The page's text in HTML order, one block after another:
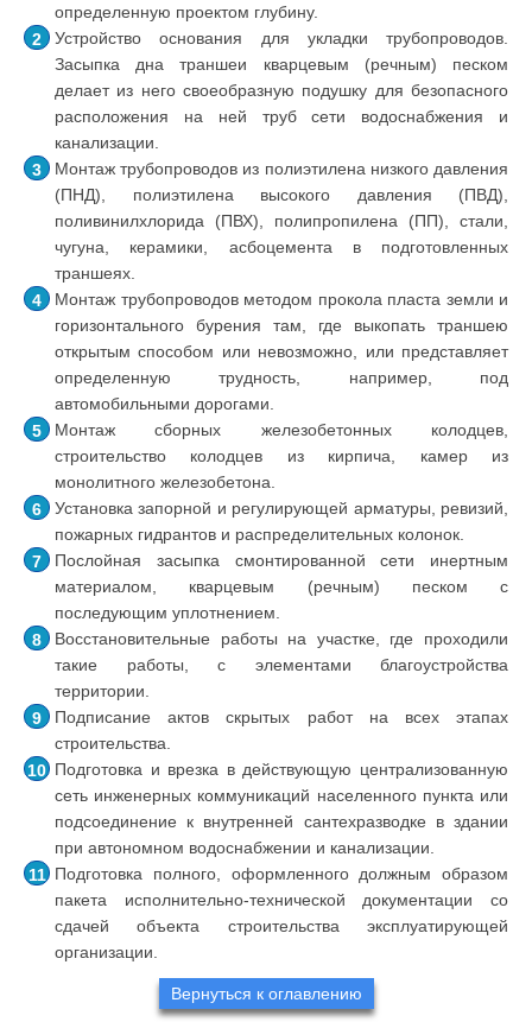
определенную проектом глубину.
Устройство основания для укладки трубопроводов.
Засыпка дна траншеи кварцевым (речным) песком
делает из него своеобразную подушку для безопасного
расположения на ней труб сети водоснабжения и
канализации.
Монтаж трубопроводов из полиэтилена низкого давления
(ПНД), полиэтилена высокого давления (ПВД),
поливинилхлорида (ПВХ), полипропилена (ПП), стали,
чугуна, керамики, асбоцемента в подготовленных
траншеях.
Монтаж трубопроводов методом прокола пласта земли и
горизонтального бурения там, где выкопать траншею
открытым способом или невозможно, или представляет
определенную трудность, например, под
автомобильными дорогами.
Монтаж сборных железобетонных колодцев,
строительство колодцев из кирпича, камер из
монолитного железобетона.
Установка запорной и регулирующей арматуры, ревизий,
пожарных гидрантов и распределительных колонок.
Послойная засыпка смонтированной сети инертным
материалом, кварцевым (речным) песком с
последующим уплотнением.
Восстановительные работы на участке, где проходили
такие работы, с элементами благоустройства
территории.
Подписание актов скрытых работ на всех этапах
строительства.
Подготовка и врезка в действующую централизованную
сеть инженерных коммуникаций населенного пункта или
подсоединение к внутренней сантехразводке в здании
при автономном водоснабжении и канализации.
Подготовка полного, оформленного должным образом
пакета исполнительно-технической документации со
сдачей объекта строительства эксплуатирующей
организации.
Вернуться к оглавлению